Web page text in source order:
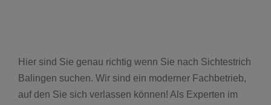
Hier sind Sie genau richtig wenn Sie nach Sichtestrich
Balingen suchen. Wir sind ein moderner Fachbetrieb,
auf den Sie sich verlassen können! Als Experten im